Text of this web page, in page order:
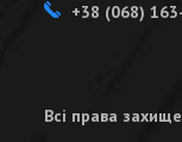
+38 (068)
Всі права